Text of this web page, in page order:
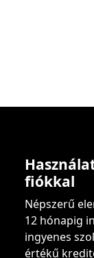
fiókkal
Népszerű
12 hónapig
ingyenes
értékű